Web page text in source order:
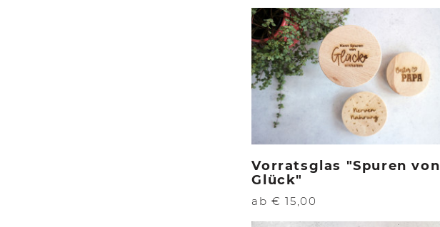
Vorratsglas "Spuren von
Glück"
ab € 15,00